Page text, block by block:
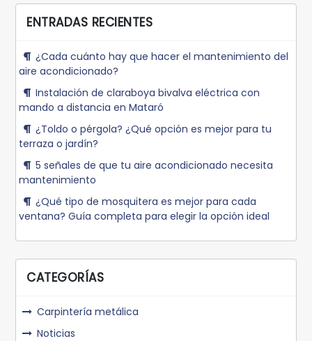
ENTRADAS RECIENTES
¿Cada cuánto hay que hacer el mantenimiento del
aire acondicionado?
Instalación de claraboya bivalva eléctrica con
mando a distancia en Mataró
¿Toldo o pérgola? ¿Qué opción es mejor para tu
terraza o jardín?
5 señales de que tu aire acondicionado necesita
mantenimiento
¿Qué tipo de mosquitera es mejor para cada
ventana? Guía completa para elegir la opción ideal
CATEGORÍAS
Carpintería metálica
Noticias